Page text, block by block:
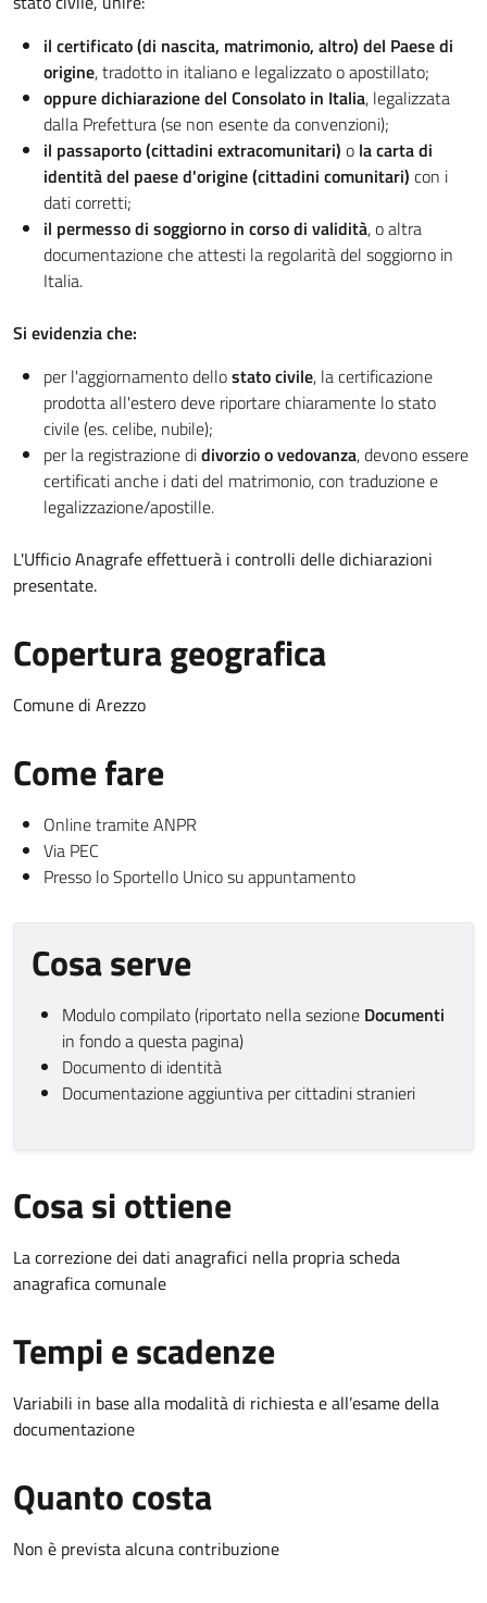
il certificato (di nascita, matrimonio, altro) del Paese di
origine, tradotto in italiano e legalizzato o apostillato;
oppure dichiarazione del Consolato in Italia, legalizzata
dalla Prefettura (se non esente da convenzioni);
il passaporto (cittadini extracomunitari) o la carta di
identità del paese d'origine (cittadini comunitari) con i
dati corretti;
il permesso di soggiorno in corso di validità, o altra
documentazione che attesti la regolarità del soggiorno in
Italia.
Si evidenzia che:
per l'aggiornamento dellostato civile, la certificazione
prodotta all'estero deve riportare chiaramente lo stato
civile (es. celibe, nubile);
per la registrazione didivorzio o vedovanza, devono essere
certificati anche i dati del matrimonio, con traduzione e
legalizzazione/apostille.
L'Ufficio Anagrafe effettuerà i controlli delle dichiarazioni
presentate.
Copertura geografica
Comune di Arezzo
Come fare
Online tramite ANPR
Via PEC
Presso lo Sportello Unico su appuntamento
Cosa serve
Modulo compilato (riportato nella sezione Documenti
in fondo a questa pagina)
Documento di identità
Documentazione aggiuntiva per cittadini stranieri
Cosa si ottiene
La correzione dei dati anagrafici nella propria scheda
anagrafica comunale
Tempi e scadenze
Variabili in base alla modalità di richiesta e all’esame della
documentazione
Quanto costa
Non è prevista alcuna contribuzione